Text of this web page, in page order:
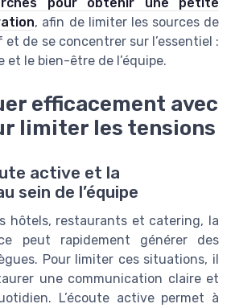
, afin de limiter les sources de
de se concentrer sur l’essentiel :
et le bien-être de l’équipe.
efficacement avec
limiter les tensions
active et la
sein de l’équipe
hôtels, restaurants et catering, la
peut rapidement générer des
Pour limiter ces situations, il
une communication claire et
L’écoute active permet à